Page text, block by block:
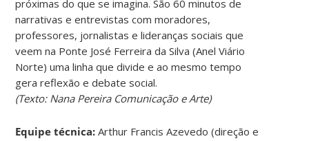
próximas do que se imagina. São 60 minutos de
narrativas e entrevistas com moradores,
professores, jornalistas e lideranças sociais que
veem na Ponte José Ferreira da Silva (Anel Viário
Norte) uma linha que divide e ao mesmo tempo
gera reflexão e debate social.
(Texto: Nana Pereira Comunicação e Arte)
Equipe técnica: Arthur Francis Azevedo (direção e